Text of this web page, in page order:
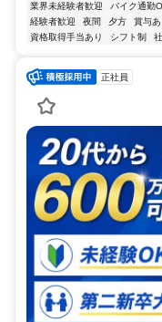
業界未経験者歓迎 バイク通勤
経験者歓迎
夜間 夕方 賞与あ
資格取得手当あり
シフト制
正社員